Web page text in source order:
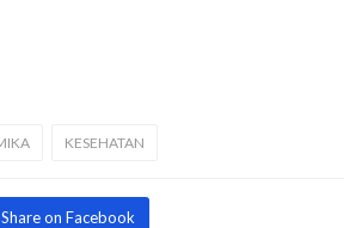
KESEHATAN
Share on Facebook